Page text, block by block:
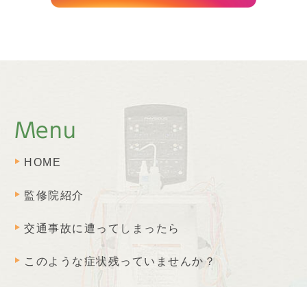
Menu
HOME
監修院紹介
交通事故に遭ってしまったら
このような症状残っていませんか？